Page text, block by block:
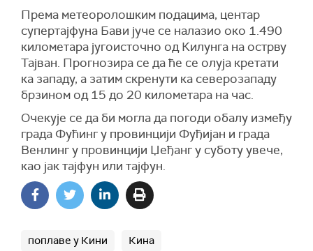
Према метеоролошким подацима, центар
супертајфуна Бави јуче се налазио око 1.490
километара југоисточно од Килунга на острву
Тајван. Прогнозира се да ће се олуја кретати
ка западу, а затим скренути ка северозападу
брзином од 15 до 20 километара на час.
Очекује се да би могла да погоди обалу између
града Фућинг у провинцији Фуђијан и града
Венлинг у провинцији Џеђанг у суботу увече,
као јак тајфун или тајфун.
поплаве у Кини Кина